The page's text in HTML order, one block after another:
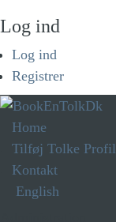
Log ind
Log ind
Registrer
Home
Tilføj Tolke Profil
Kontakt
English